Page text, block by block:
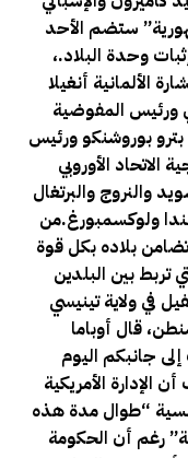
ستضم الأحد
وحدة البلاد.،
الألمانية أنغيلا
ورئيس المفوضية
بترو بوروشنكو ورئيس
الأوروبي
والنروج والبرتغال
ولوكسمبورغ.من
تضامن بلاده بكل قوة
تربط بين البلدين
في ولاية تينيسي
قال أوباما
جانبكم اليوم
الإدارة الأمريكية
“طوال مدة هذه
رغم أن الحكومة